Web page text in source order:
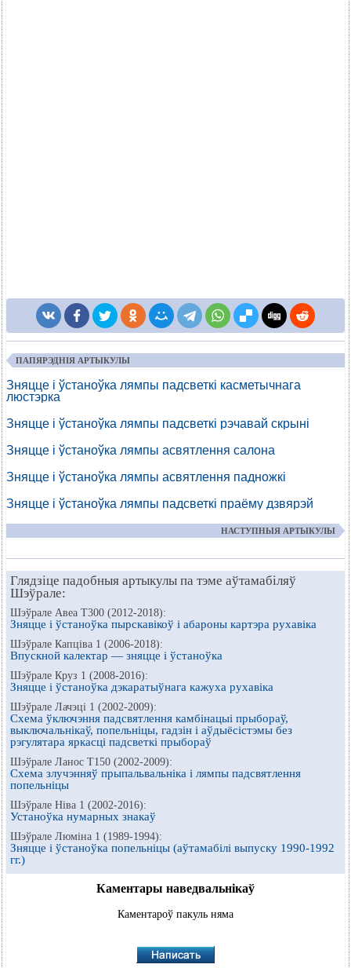
ПАПЯРЭДНІЯ АРТЫКУЛЫ
Зняцце і ўстаноўка лямпы падсветкі касметычнага
люстэрка
Зняцце і ўстаноўка лямпы падсветкі рэчавай скрыні
Зняцце і ўстаноўка лямпы асвятлення салона
Зняцце і ўстаноўка лямпы асвятлення падножкі
Зняцце і ўстаноўка лямпы падсветкі праёму дзвярэй
НАСТУПНЫЯ АРТЫКУЛЫ
Глядзіце падобныя артыкулы па тэме аўтамабіляў
Шэўрале:
Шэўрале Авеа Т300 (2012-2018):
Зняцце і ўстаноўка пырскавікоў і абароны картэра рухавіка
Шэўрале Капціва 1 (2006-2018):
Впускной калектар — зняцце і ўстаноўка
Шэўрале Круз 1 (2008-2016):
Зняцце і ўстаноўка дэкаратыўнага кажуха рухавіка
Шэўрале Лачэці 1 (2002-2009):
Схема ўключэння падсвятлення камбінацыі прыбораў,
выключальнікаў, попельніцы, гадзін і аўдыёсістэмы без
рэгулятара яркасці падсветкі прыбораў
Шэўрале Ланос Т150 (2002-2009):
Схема злучэнняў прыпальвальніка і лямпы падсвятлення
попельніцы
Шэўрале Ніва 1 (2002-2016):
Устаноўка нумарных знакаў
Шэўрале Люміна 1 (1989-1994):
Зняцце і ўстаноўка попельніцы (аўтамабілі выпуску 1990-1992
гг.)
Каментары наведвальнікаў
Каментароў пакуль няма